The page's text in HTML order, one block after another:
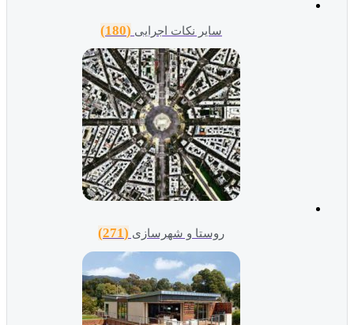
سایر نکات اجرایی
روستا و شهرسازی(271)